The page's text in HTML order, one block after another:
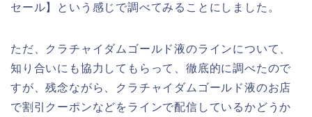
セール】という感じで調べてみることにしました。
ただ、クラチャイダムゴールド液のラインについて、
知り合いにも協力してもらって、徹底的に調べたので
すが、残念ながら、クラチャイダムゴールド液のお店
で割引クーポンなどをラインで配信しているかどうか